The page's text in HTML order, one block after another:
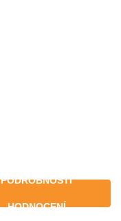
PODROBNOSTI
HODNOCENÍ